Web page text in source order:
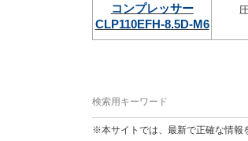
コンプレッサー
CLP110EFH-8.5D-M6
検索用キーワード
※本サイトでは、最新で正確な情報